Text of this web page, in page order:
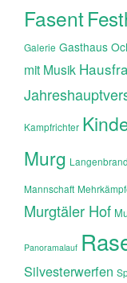
Fasent
Galerie Gasthaus
mit Musik
Kampfrichter
Murg Langenbrand
Mannschaft
Murgtäler Hof
Panoramalauf
Silvesterwerfen